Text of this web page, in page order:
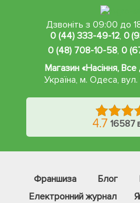
Дзвоніть з 09:00 до
0 (44) 333-49-12, 0
0 (48) 708-10-58, 0
Магазин «Насіння,
Україна, м. Одеса,
4.7 16587
Франшиза Блог
Електронний журнал